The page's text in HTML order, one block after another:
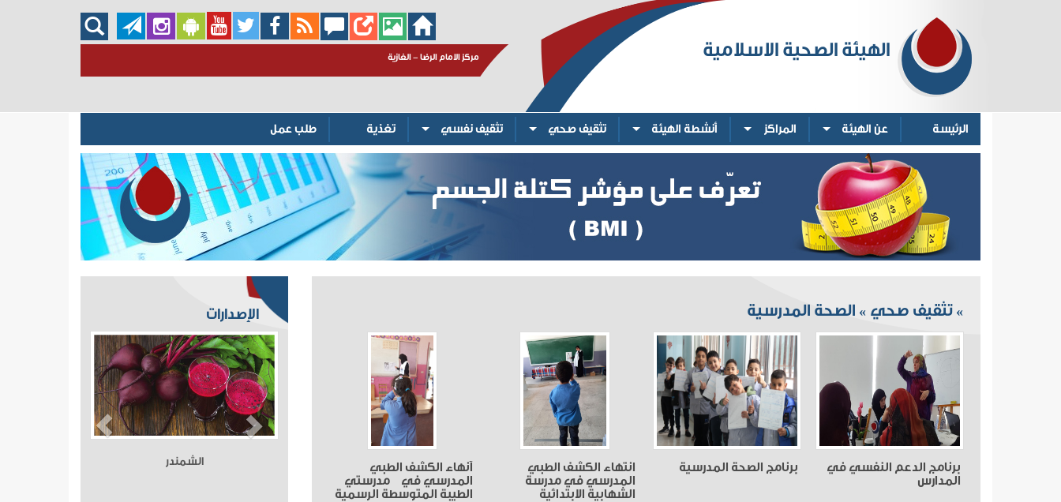
الهيئة الصحية الاسلامية مركز الامام الرضا - الغازية
الرئيسة عن الهيئة المراكز أنشطة الهيئة تثقيف صحي تثقيف نفسي تغذية طلب عمل
» تثقيف صحي » الصحة المدرسية
برنامج الدعم النفسي في
المدارس
برنامج الصحة المدرسية
انتهاء الكشف الطبي
المدرسي في مدرسة
الشهابية الابتدائية
أنهاء الكشف الطبي
المدرسي في مدرستي
الطيبة المتوسطة الرسمية
الإصدارات
الشمندر